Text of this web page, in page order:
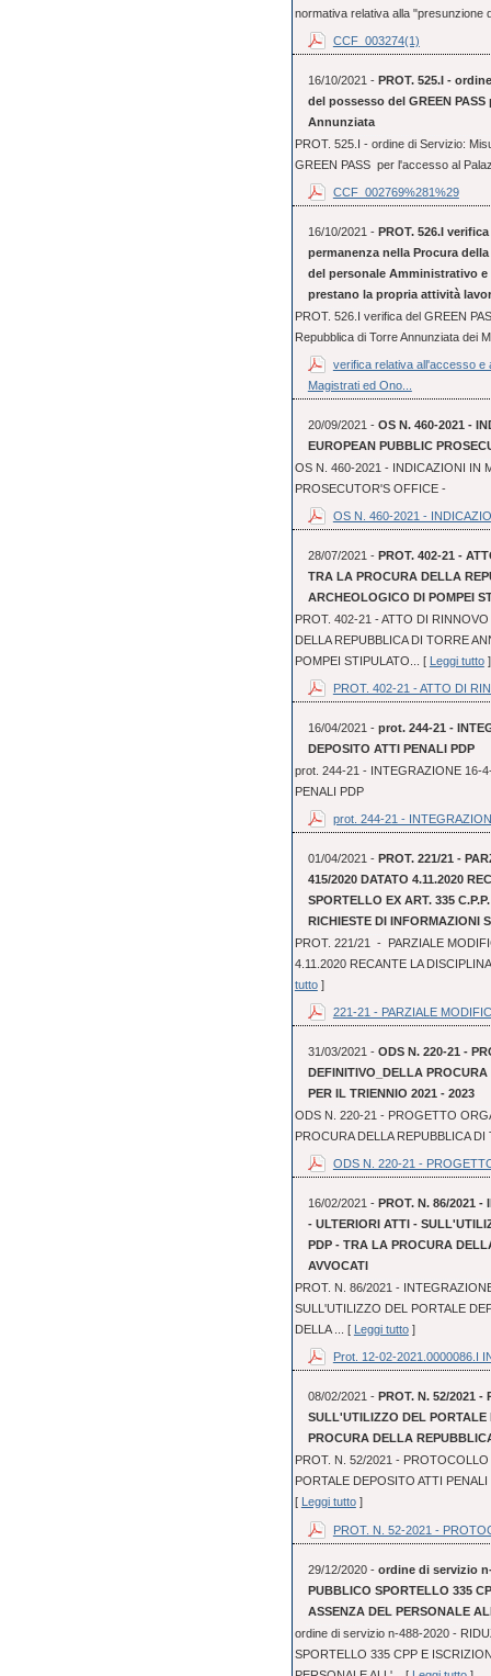
normativa relativa alla "presunzione
CCF_003274(1)
16/10/2021 - PROT. 525.I -
del possesso del GREEN
Annunziata
PROT. 525.I - ordine di Servizio:
GREEN PASS per l'accesso al
CCF_002769%281%29
16/10/2021 - PROT. 526.I
permanenza nella Procura
del personale Amministrativo
prestano la propria attività
PROT. 526.I verifica del GREEN
Repubblica di Torre Annunziata dei
verifica relativa all'accesso e
Magistrati ed Ono...
20/09/2021 - OS N. 460-2021 -
EUROPEAN PUBBLIC
OS N. 460-2021 - INDICAZIONI IN
PROSECUTOR'S OFFICE -
OS N. 460-2021 -
28/07/2021 - PROT. 402-21 -
TRA LA PROCURA DELLA
ARCHEOLOGICO DI POMPEI
PROT. 402-21 - ATTO DI
DELLA REPUBBLICA DI TORRE
POMPEI STIPULATO... [ Leggi tutto]
PROT. 402-21 - ATTO DI
16/04/2021 - prot. 244-21 -
DEPOSITO ATTI PENALI PDP
prot. 244-21 - INTEGRAZIONE 16-
PENALI PDP
prot. 244-21 -
01/04/2021 - PROT. 221/21 -
415/2020 DATATO 4.11.2020
SPORTELLO EX ART. 335
RICHIESTE DI INFORMAZIONI
PROT. 221/21 - PARZIALE
4.11.2020 RECANTE LA
tutto]
221-21 - PARZIALE
31/03/2021 - ODS N. 220-21 -
DEFINITIVO_DELLA
PER IL TRIENNIO 2021 - 2023
ODS N. 220-21 - PROGETTO
PROCURA DELLA REPUBBLICA
ODS N. 220-21 -
16/02/2021 - PROT. N. 86/2021
- ULTERIORI ATTI -
PDP - TRA LA PROCURA
AVVOCATI
PROT. N. 86/2021 -
SULL'UTILIZZO DEL PORTALE
DELLA ... [
Leggi tutto]
Prot. 12-02-2021.0000086.I
08/02/2021 - PROT. N. 52/2021
SULL'UTILIZZO DEL PORTALE
PROCURA DELLA
PROT. N. 52/2021 -
PORTALE DEPOSITO ATTI
[ Leggi tutto]
PROT. N. 52-2021 -
29/12/2020 - ordine di servizio
PUBBLICO SPORTELLO 335
ASSENZA DEL PERSONALE
ordine di servizio n-488-2020 -
SPORTELLO 335 CPP E